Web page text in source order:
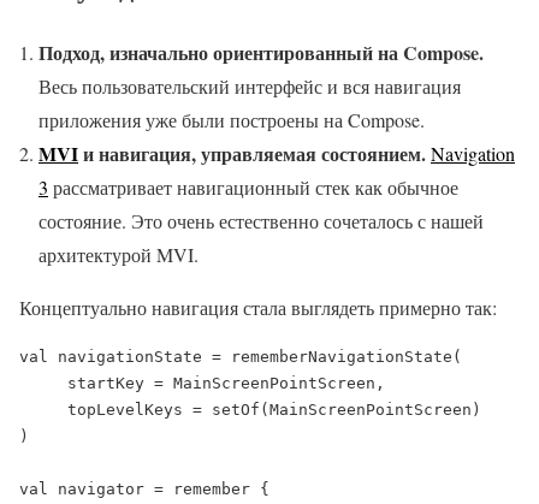
Подход, изначально ориентированный на Compose.
Весь пользовательский интерфейс и вся навигация
приложения уже были построены на Compose.
MVIи навигация, управляемая состоянием.Navigation
3 рассматривает навигационный стек как обычное
состояние. Это очень естественно сочеталось с нашей
архитектурой MVI.
Концептуально навигация стала выглядеть примерно так:
val navigationState = rememberNavigationState(
)
val navigator = remember {